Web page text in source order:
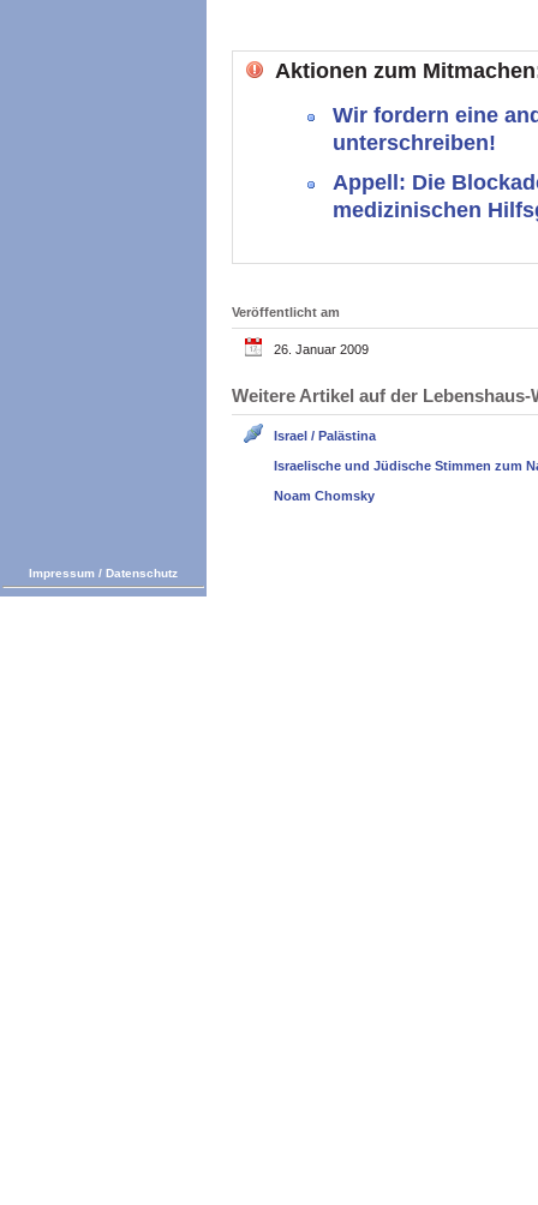
Aktionen zum
Wir fordern eine
unterschreiben!
Appell: Die
medizinischen
Veröffentlicht am
26. Januar 2009
Weitere Artikel auf der
Israel / Palästina
Israelische und Jüdische Stimmen zum
Noam Chomsky
Impressum / Datenschutz